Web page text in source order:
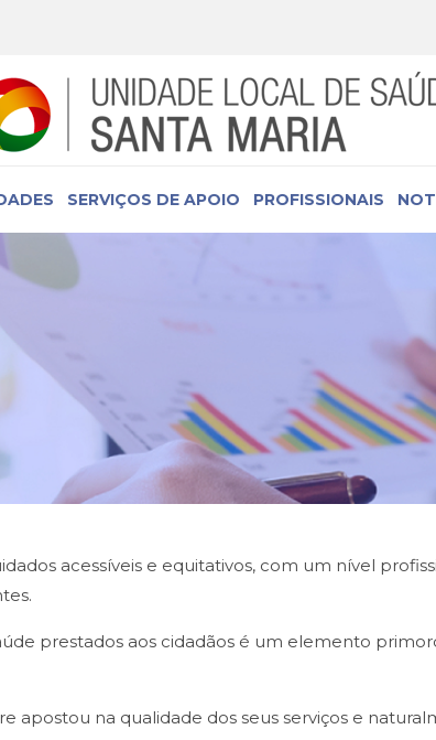
SERVIÇOS DE APOIO PROFISSIONAIS
acessíveis e equitativos, com um nível
prestados aos cidadãos é um elemento
apostou na qualidade dos seus serviços e